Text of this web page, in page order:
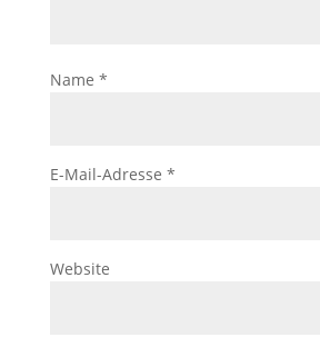
Name *
E-Mail-Adresse *
Website